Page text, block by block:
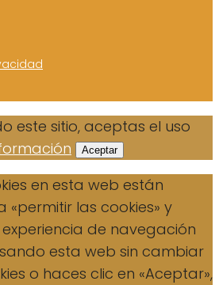
este sitio, aceptas el uso
Aceptar
en esta web están
las cookies» y
de navegación
esta web sin cambiar
o haces clic en «Aceptar»,